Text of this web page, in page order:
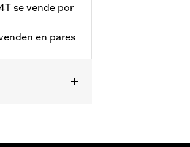
se vende por
en pares